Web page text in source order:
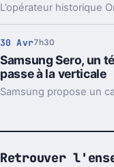
30 Avr7h30
Samsung Sero, un
passe à la verticale
Retrouver